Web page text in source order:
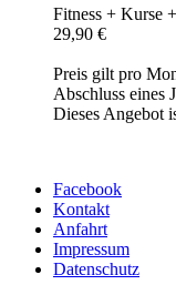
Fitness + Kurse
29,90 €
Preis gilt pro
Abschluss eines
Dieses Angebot
Facebook
Kontakt
Anfahrt
Impressum
Datenschutz